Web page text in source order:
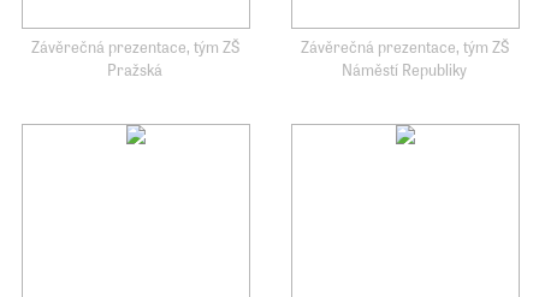
Závěrečná prezentace, tým ZŠ
Pražská
Závěrečná prezentace, tým ZŠ
Náměstí Republiky